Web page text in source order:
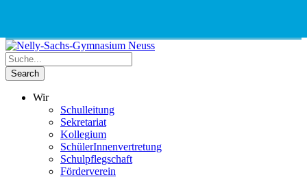
Wir
Schulleitung
Sekretariat
Kollegium
SchülerInnenvertretung
Schulpflegschaft
Förderverein
Number
for
calling
Address
Maps